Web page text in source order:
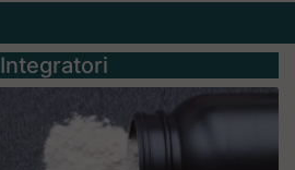
Integratori